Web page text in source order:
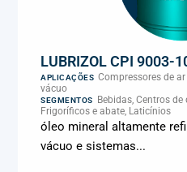
LUBRIZOL CPI 9003-
APLICAÇÕES Compressores de
vácuo
SEGMENTOS
Bebidas, Centros
Frigoríficos e abate, Laticínios
óleo mineral altamente
vácuo e sistemas...